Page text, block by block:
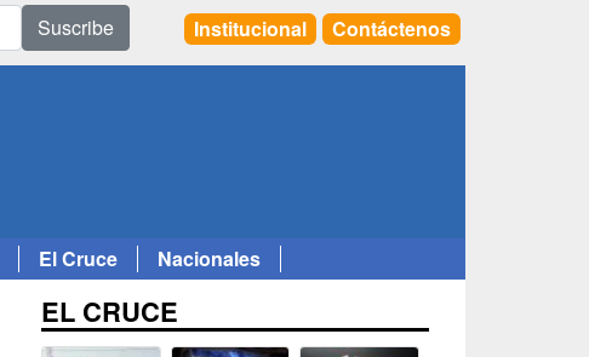
Suscribe Institucional Contáctenos
El Cruce
Nacionales
EL CRUCE